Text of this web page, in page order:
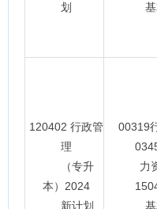
划
120402 行政管
理
（专升
本）2024
新计划
00319
力